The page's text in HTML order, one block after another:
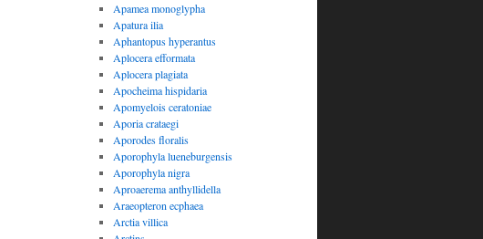
Apamea monoglypha
Apatura ilia
Aphantopus hyperantus
Aplocera efformata
Aplocera plagiata
Apocheima hispidaria
Apomyelois ceratoniae
Aporia crataegi
Aporodes floralis
Aporophyla lueneburgensis
Aporophyla nigra
Aproaerema anthyllidella
Araeopteron ecphaea
Arctia villica